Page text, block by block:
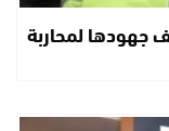
جهودها لمحاربة